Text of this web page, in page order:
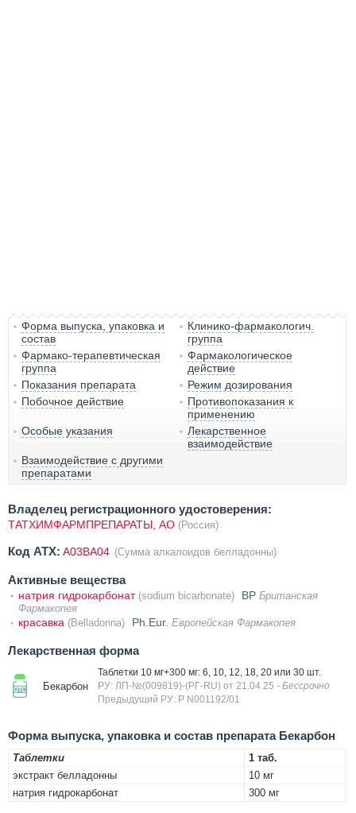
Форма выпуска, упаковка и
состав
Клинико-фармакологич.
группа
Фармако-терапевтическая
группа
Фармакологическое
действие
Показания препарата
Режим дозирования
Побочное действие
Противопоказания к
применению
Особые указания
Лекарственное
взаимодействие
Взаимодействие с другими
препаратами
Владелец регистрационного удостоверения:
ТАТХИМФАРМПРЕПАРАТЫ, АО (Россия)
Код ATX: A03BA04 (Сумма алкалоидов белладонны)
Активные вещества
натрия гидрокарбонат (sodium bicarbonate) BP Британская
Фармакопея
красавка (Belladonna) Ph.Eur. Европейская Фармакопея
Лекарственная форма
Бекарбон
Таблетки 10 мг+300 мг: 6, 10, 12, 18, 20 или 30 шт.
РУ: ЛП-№(009819)-(РГ-RU) от 21.04.25 - Бессрочно
Предыдущий РУ: Р N001192/01
Форма выпуска, упаковка и состав препарата Бекарбон
Таблетки
1 таб.
экстракт белладонны
10 мг
натрия гидрокарбонат
300 мг